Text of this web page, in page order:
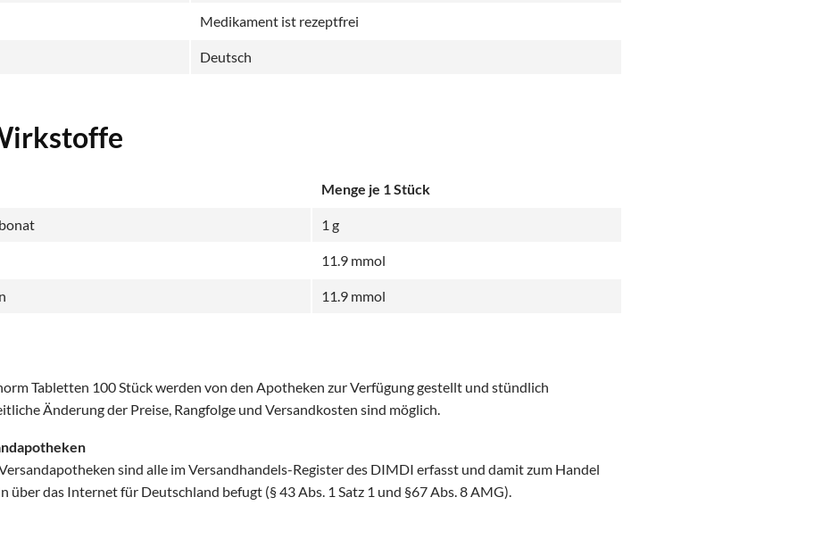
Medikament ist rezeptfrei
Deutsch
Menge je 1 Stück
1 g
11.9 mmol
11.9 mmol
Tabletten 100 Stück werden von den Apotheken zur Verfügung gestellt und stündlich
Änderung der Preise, Rangfolge und Versandkosten sind möglich.
sind alle im Versandhandels-Register des DIMDI erfasst und damit zum Handel
über das Internet für Deutschland befugt (§ 43 Abs. 1 Satz 1 und §67 Abs. 8 AMG).